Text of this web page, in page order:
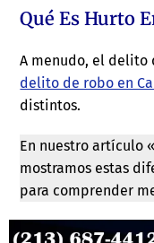
Qué Es Hurto
A menudo, el delito
delito de robo en
distintos.
En nuestro artículo «
mostramos estas
para comprender